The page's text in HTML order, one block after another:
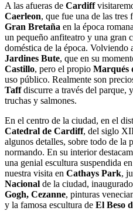
A las afueras de Cardiff
Caerleon, que fue una de las tres
Gran Bretaña en la época
un pequeño anfiteatro y una gran
doméstica de la época. Volviendo
Jardines Bute, que en su
Castillo, pero el propio Marqués
uso público. Realmente son
Taffdiscurre a través del parque,
truchas y salmones.
En el centro de la ciudad, en el
Catedral de Cardiff, del siglo
algunos detalles, sobre todo de la
normando. En su interior
una genial escultura suspendida
nuestra visita en Cathays Park,
Nacional de la ciudad,
Gogh, Cezanne, pinturas
y la famosa escultura de El Beso